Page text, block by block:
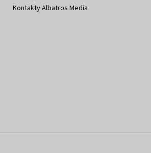
Kontakty Albatros Media